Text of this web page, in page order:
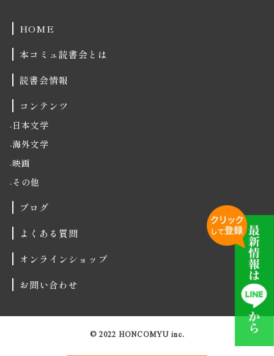
HOME
本コミュ読書会とは
読書会情報
コンテンツ
日本文学
海外文学
映画
その他
ブログ
よくある質問
オンラインショップ
お問い合わせ
© 2022 HONCOMYU inc.